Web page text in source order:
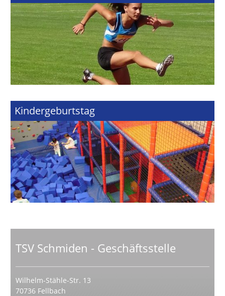
Kindergeburtstag
TSV Schmiden - Geschäftsstelle
Wilhelm-Stähle-Str. 13
70736 Fellbach